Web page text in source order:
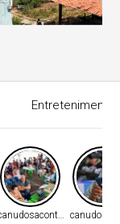
Entretenimento